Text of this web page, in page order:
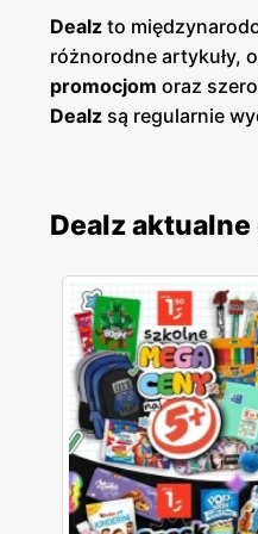
Dealz to
różnorodne artykuły,
promocjom oraz
Dealz są regularnie
mogą planować
zyskało uznanie
najwyższy standard
Dealz